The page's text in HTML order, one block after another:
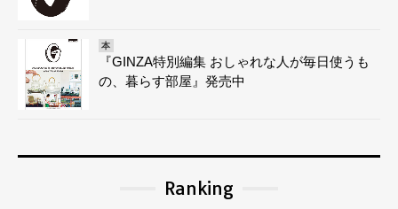
本
『GINZA特別編集 おしゃれな人が毎日使うも
の、暮らす部屋』発売中
Ranking